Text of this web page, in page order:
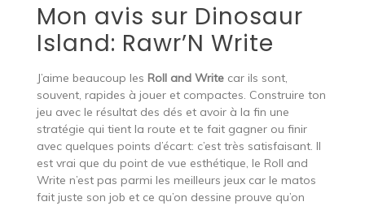
Mon avis sur Dinosaur
Island: Rawr’N Write
J’aime beaucoup les Roll and Writecar ils sont,
souvent, rapides à jouer et compactes. Construire ton
jeu avec le résultat des dés et avoir à la fin une
stratégie qui tient la route et te fait gagner ou finir
avec quelques points d’écart: c’est très satisfaisant. Il
est vrai que du point de vue esthétique, le Roll and
Write n’est pas parmi les meilleurs jeux car le matos
fait juste son job et ce qu’on dessine prouve qu’on